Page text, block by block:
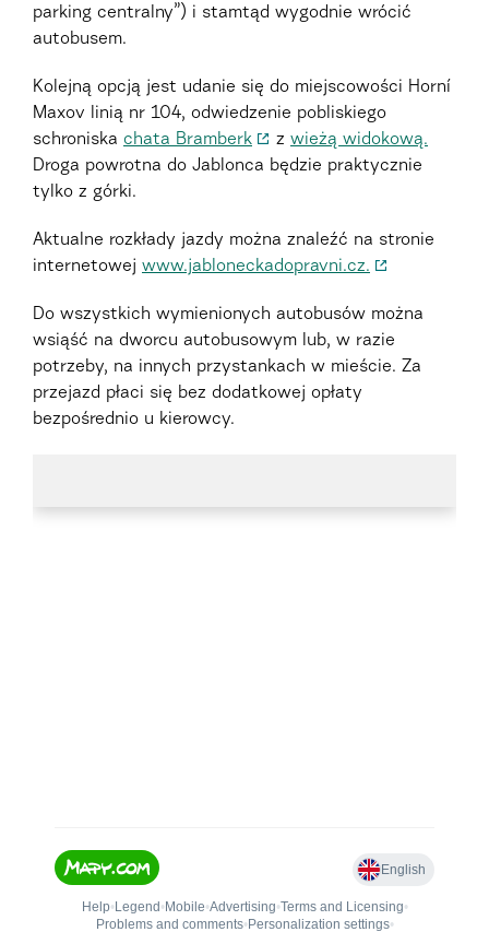
parking centralny”) i stamtąd wygodnie wrócić
autobusem.
Kolejną opcją jest udanie się do miejscowości Horní
Maxov linią nr 104, odwiedzenie pobliskiego
schroniska chata Bramberk z wieżą widokową.
Droga powrotna do Jablonca będzie praktycznie
tylko z górki.
Aktualne rozkłady jazdy można znaleźć na stronie
internetowej www.jabloneckadopravni.cz.
Do wszystkich wymienionych autobusów można
wsiąść na dworcu autobusowym lub, w razie
potrzeby, na innych przystankach w mieście. Za
przejazd płaci się bez dodatkowej opłaty
bezpośrednio u kierowcy.